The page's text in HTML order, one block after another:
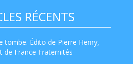
RÉCENTS
tombe. Édito de Pierre Henry,
de France Fraternités